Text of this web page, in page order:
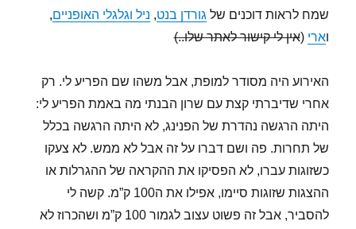
שמח לראות דוכנים של גורדן בנט, ניל וגלגלי האופניים,
וארי (אין לי קישור לאתר שלו..)
האירוע היה מסודר למופת, אבל משהו שם הפריע לי. רק
אחרי שדיברתי קצת עם שרון הבנתי מה באמת הפריע לי:
היתה הרגשה נהדרת של הפנינג, לא היתה הרגשה בכלל
של תחרות. פה ושם דברו על זה אבל לא ממש. לא צעקו
כשזוגות עברו, לא הפסיקו את ההקראה של ההגרלות או
ההצגות שזוגות סיימו, אפילו את ה100 ק”מ. קשה לי
להסביר, אבל זה פשוט עצוב לגמור 100 ק”מ ושהכרוז לא